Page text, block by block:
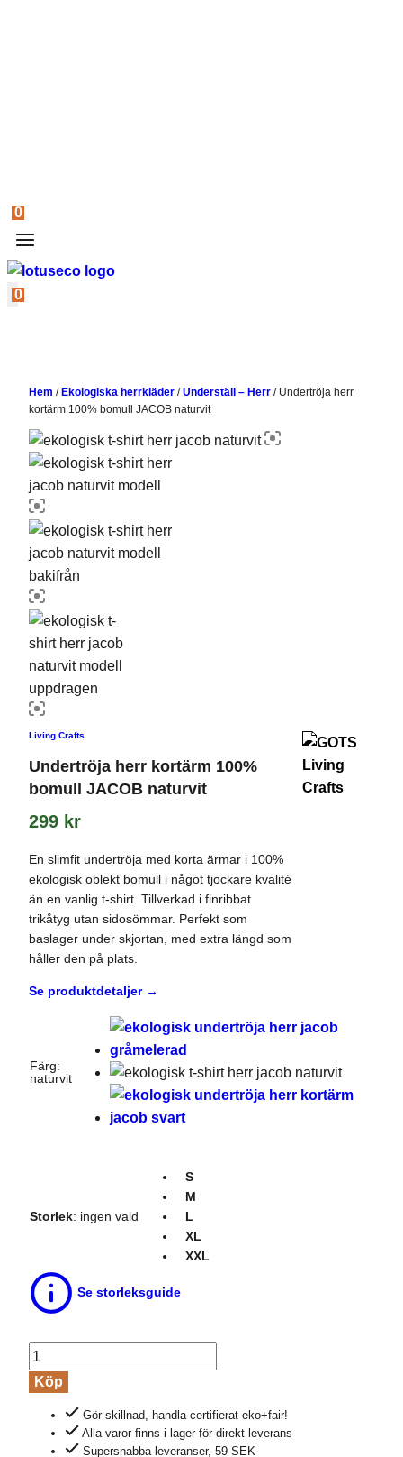
0
0
Hem / Ekologiska herrkläder /Underställ – Herr / Undertröja herr
kortärm 100% bomull JACOB naturvit
Living Crafts
Undertröja herr kortärm 100%
bomull JACOB naturvit
299 kr
En slimfit undertröja med korta ärmar i 100%
ekologisk oblekt bomull i något tjockare kvalité
än en vanlig t-shirt. Tillverkad i finribbat
trikåtyg utan sidosömmar. Perfekt som
baslager under skjortan, med extra längd som
håller den på plats.
Se produktdetaljer →
Färg:
naturvit
Storlek: ingen vald
S
M
L
XL
XXL
Se storleksguide
Undertröja
herr
kortärm
100%
Köp
Gör skillnad, handla certifierat eko+fair!
Alla varor finns i lager för direkt leverans
Supersnabba leveranser, 59 SEK